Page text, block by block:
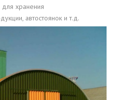
для хранения
автостоянок и т.д.